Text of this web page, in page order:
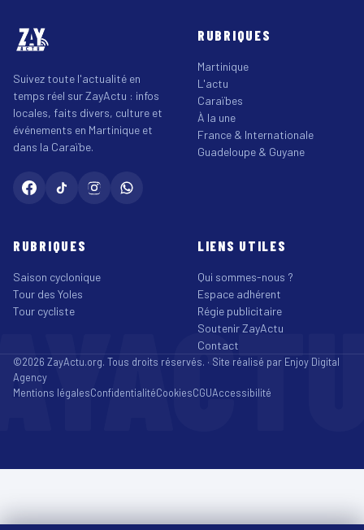
Suivez toute l'actualité en
temps réel sur ZayActu : infos
locales, faits divers, culture et
événements en Martinique et
dans la Caraïbe.
RUBRIQUES
Martinique
L'actu
Caraïbes
À la une
France & Internationale
Guadeloupe & Guyane
RUBRIQUES
Saison cyclonique
Tour des Yoles
Tour cycliste
LIENS UTILES
Qui sommes-nous ?
Espace adhérent
Régie publicitaire
Soutenir ZayActu
Contact
©2026 ZayActu.org. Tous droits réservés. · Site réalisé par Enjoy Digital
Agency
Mentions légalesConfidentialitéCookiesCGUAccessibilité